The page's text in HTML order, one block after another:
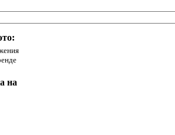
на